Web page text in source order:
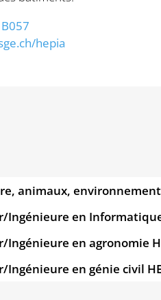
hepia
animaux,
Ingénieure en
Ingénieure en agronomie
Ingénieure en génie civil